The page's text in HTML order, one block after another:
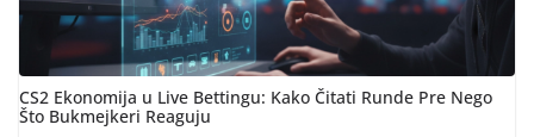
CS2 Ekonomija u Live Bettingu: Kako Čitati Rundе Pre Nego
Što Bukmejkeri Reaguju